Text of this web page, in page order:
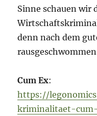
Sinne schauen wir
denn nach dem
Cum Ex:
https://
kriminalitaet-